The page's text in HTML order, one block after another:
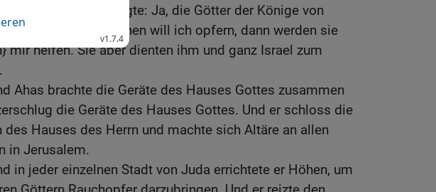
hatten, und sagte: Ja, die Götter der Könige von
die helfen ihnen. Denen will ich opfern, dann werden sie
mir helfen. Sie aber dienten ihm und ganz Israel zum
Ahas brachte die Geräte des Hauses Gottes zusammen
die Geräte des Hauses Gottes. Und er schloss die
des Hauses des Herrn und machte sich Altäre an allen
in Jerusalem.
in jeder einzelnen Stadt von Juda errichtete er Höhen, um